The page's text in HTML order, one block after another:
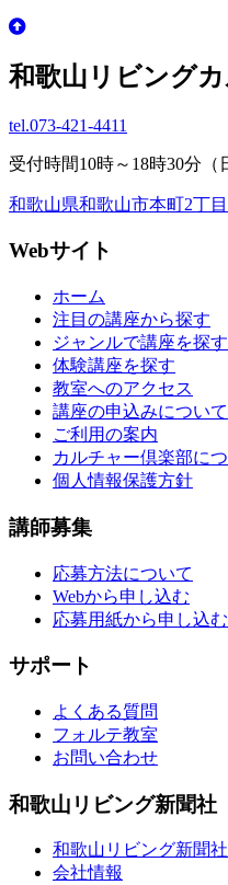
和歌山リビング
tel.073-421-4411
受付時間10時～18時30分（
和歌山県和歌山市本町2丁
Webサイト
ホーム
注目の講座から探す
ジャンルで講座を探す
体験講座を探す
教室へのアクセス
講座の申込みについて
ご利用の案内
カルチャー倶楽部に
個人情報保護方針
講師募集
応募方法について
Webから申し込む
応募用紙から申し込む
サポート
よくある質問
フォルテ教室
お問い合わせ
和歌山リビング新聞社
和歌山リビング新聞
会社情報